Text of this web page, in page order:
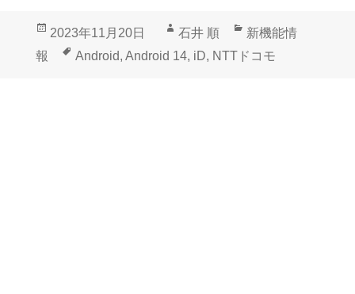
投
2023年11月20日
作
成
石井 順
カ
テ
新機能情
報
タ
Android, Android 14, iD, NTTドコモ